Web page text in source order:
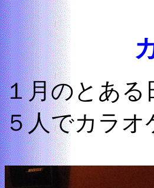
１月のとある
５人でカラオ